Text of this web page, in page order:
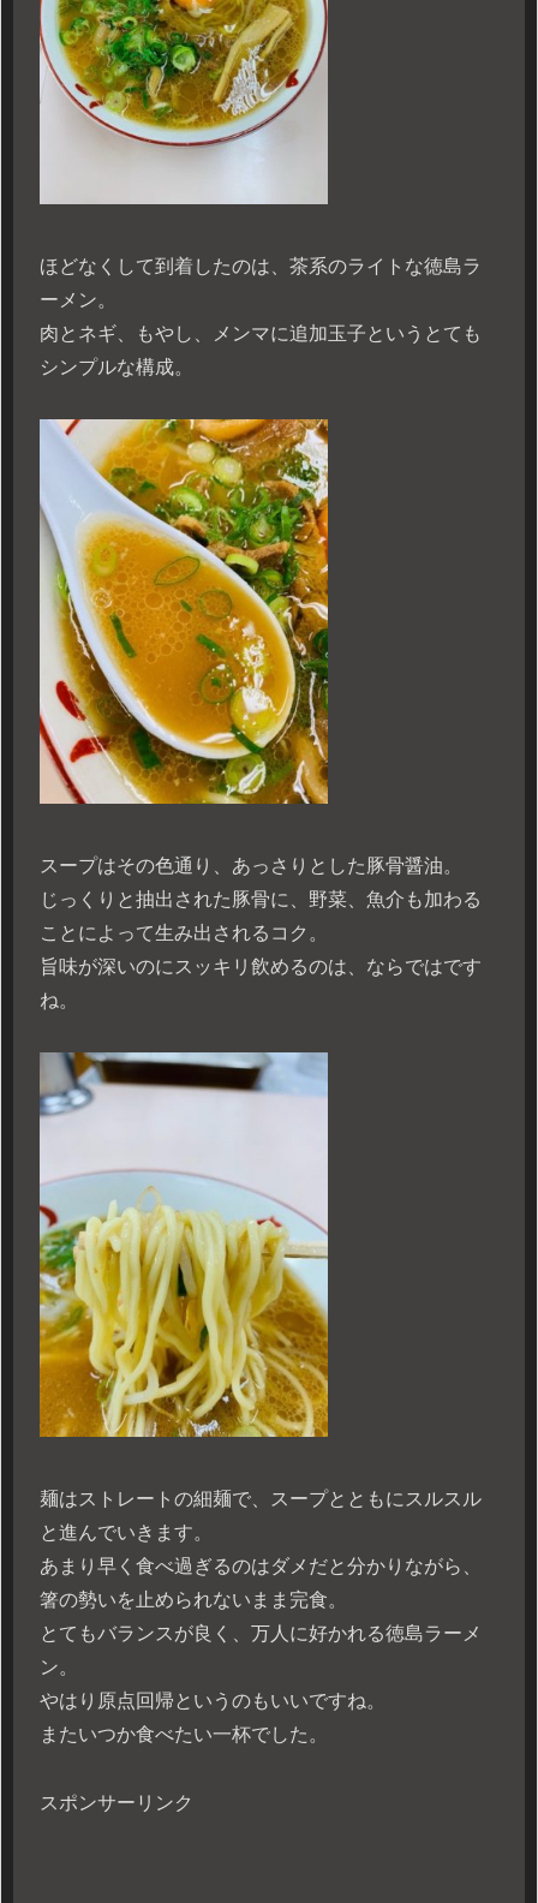
ほどなくして到着したのは、茶系のライトな徳島ラ
ーメン。
肉とネギ、もやし、メンマに追加玉子というとても
シンプルな構成。
スープはその色通り、あっさりとした豚骨醤油。
じっくりと抽出された豚骨に、野菜、魚介も加わる
ことによって生み出されるコク。
旨味が深いのにスッキリ飲めるのは、ならではです
ね。
麺はストレートの細麺で、スープとともにスルスル
と進んでいきます。
あまり早く食べ過ぎるのはダメだと分かりながら、
箸の勢いを止められないまま完食。
とてもバランスが良く、万人に好かれる徳島ラーメ
ン。
やはり原点回帰というのもいいですね。
またいつか食べたい一杯でした。
スポンサーリンク